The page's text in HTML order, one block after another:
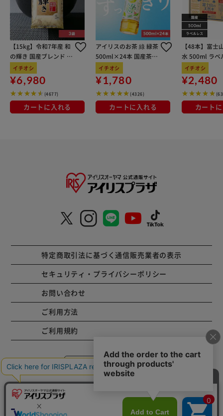
【15kg】令和7年産 和
の輝き 国産ブレンド 5
kg×3袋
イチオシ
¥6,980
(4677)
カートに入れる
アイリスのお茶 綠 緑茶
500ml×24本 国産茶葉
100％使用
イチオシ
¥1,780
(4326)
カートに入れる
【48本】富士
水 500ml ラベ
イチオシ
¥2,480
カート
特定商取引法に基づく通信販売業者の表示
セキュリティ・プライバシーポリシー
お問い合わせ
ご利用方法
ご利用規約
コーポレートサイト
Copyright © 2001 IRISPLAZA. ALL Rights Reserved.